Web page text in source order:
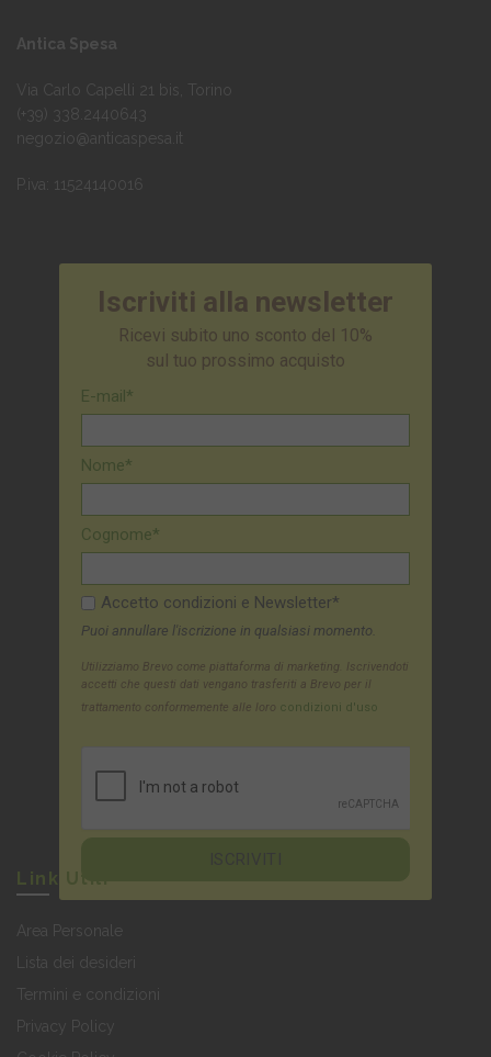
Antica Spesa
Via Carlo Capelli 21 bis, Torino
(+39) 338.2440643
negozio@anticaspesa.it
P.iva: 11524140016
Iscriviti alla newsletter
Ricevi subito uno sconto del 10%
sul tuo prossimo acquisto
E-mail*
Nome*
Cognome*
Accetto condizioni e Newsletter*
Puoi annullare l'iscrizione in qualsiasi momento.
Utilizziamo Brevo come piattaforma di marketing. Iscrivendoti
accetti che questi dati vengano trasferiti a Brevo per il
trattamento conformemente alle loro condizioni d'uso
Link Utili
Area Personale
Lista dei desideri
Termini e condizioni
Privacy Policy